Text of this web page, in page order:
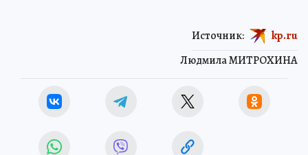
Людмила МИТРОХИНА
Источник: kp.ru